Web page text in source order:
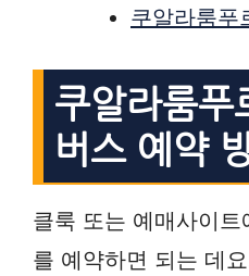
쿠알라룸푸
쿠알라룸푸
버스 예약
클룩 또는 예매사이
를 예약하면 되는 데